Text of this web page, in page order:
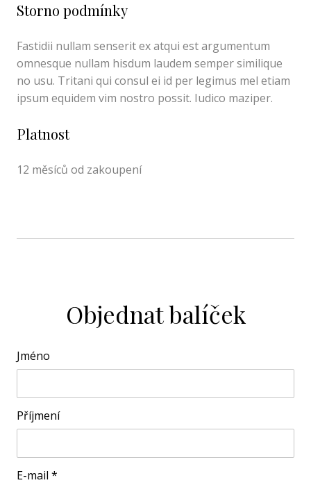
Storno podmínky
Fastidii nullam senserit ex atqui est argumentum
omnesque nullam hisdum laudem semper similique
no usu. Tritani qui consul ei id per legimus mel etiam
ipsum equidem vim nostro possit. Iudico maziper.
Platnost
12 měsíců od zakoupení
Objednat balíček
Jméno
Příjmení
E-mail *